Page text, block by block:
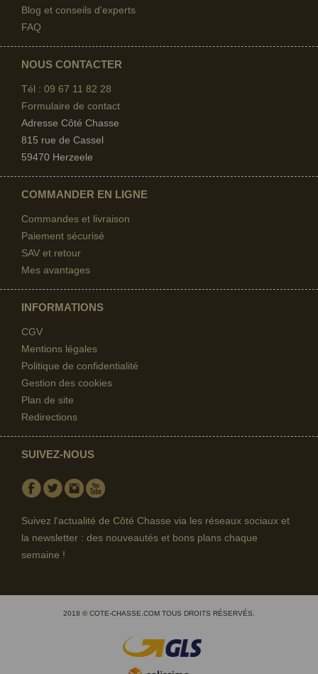
Blog et conseils d'experts
FAQ
NOUS CONTACTER
Tél : 09 67 11 82 28
Formulaire de contact
Adresse Côté Chasse
815 rue de Cassel
59470 Herzeele
COMMANDER EN LIGNE
Commandes et livraison
Paiement sécurisé
SAV et retour
Mes avantages
INFORMATIONS
CGV
Mentions légales
Politique de confidentialité
Gestion des cookies
Plan de site
Redirections
SUIVEZ-NOUS
Facebook
TwitterInstagram
Suivez l'actualité de Côté Chasse via les réseaux sociaux et
la newsletter : des nouveautés et bons plans chaque
semaine !
2018 © COTE-CHASSE.COM TOUS DROITS RÉSERVÉS.